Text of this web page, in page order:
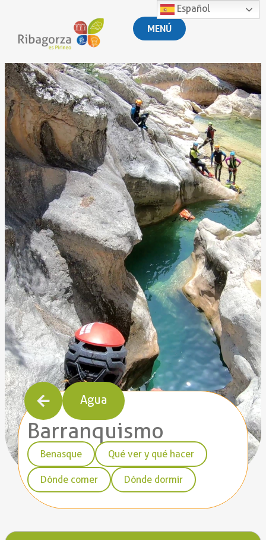
MENÚ
Barranquismo
Benasque Qué ver y qué hacer
Dónde comer Dónde dormir
Agua
Español